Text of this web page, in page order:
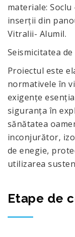
materiale:
inserții din
Vitralii- Alumil.
Seismicitatea
Proiectul este
normativele în
exigențe
siguranța în
sănătatea
inconjurător,
de enegie,
utilizarea
Etape de